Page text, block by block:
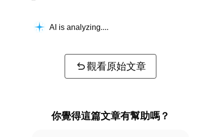
AI is analyzing...
觀看原始文章
你覺得這篇文章有幫助嗎？